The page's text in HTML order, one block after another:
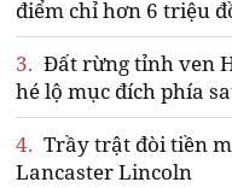
điểm chỉ hơn 6 triệu
3. Đất rừng tỉnh ven
hé lộ mục đích phía
4. Trầy trật đòi tiền
Lancaster Lincoln